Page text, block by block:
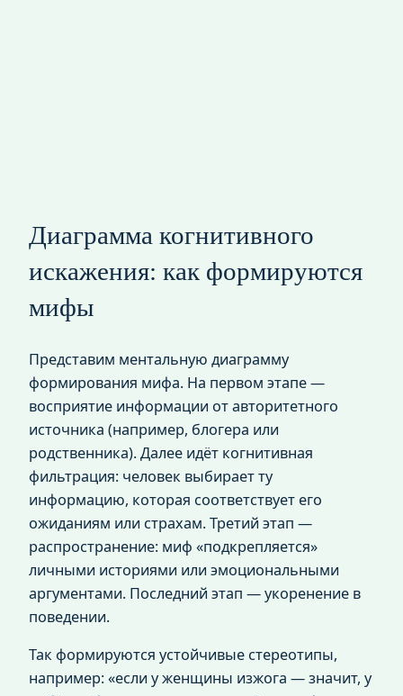
Диаграмма когнитивного
искажения: как формируются
мифы
Представим ментальную диаграмму
формирования мифа. На первом этапе —
восприятие информации от авторитетного
источника (например, блогера или
родственника). Далее идёт когнитивная
фильтрация: человек выбирает ту
информацию, которая соответствует его
ожиданиям или страхам. Третий этап —
распространение: миф «подкрепляется»
личными историями или эмоциональными
аргументами. Последний этап — укоренение в
поведении.
Так формируются устойчивые стереотипы,
например: «если у женщины изжога — значит, у